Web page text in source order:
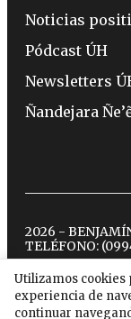
Utilizamos cookies
experiencia de
continuar
Noticias
Pódcast ÚH
Newsletters
Ñandejara
2026 -
TELÉFONO:
twitter